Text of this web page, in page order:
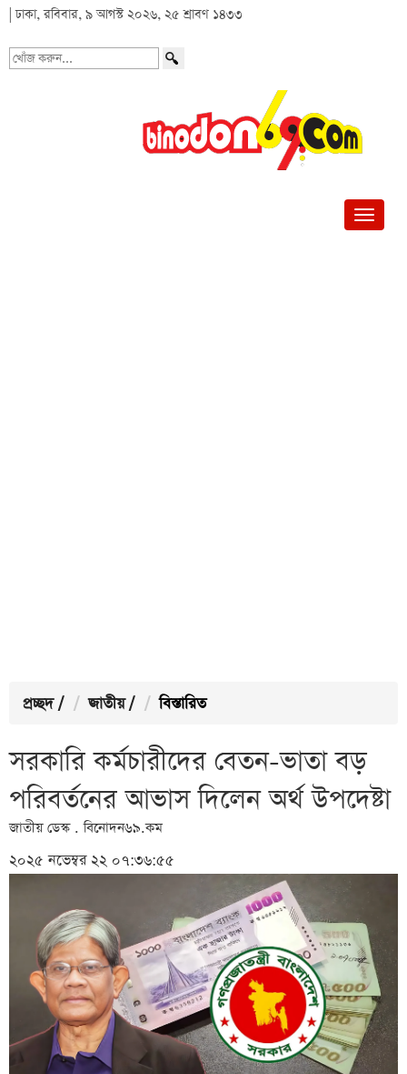
| ঢাকা, রবিবার, ৯ আগস্ট ২০২৬, ২৫ শ্রাবণ ১৪৩৩
খোঁজ
প্রচ্ছদ / জাতীয় / বিস্তারিত
সরকারি কর্মচারীদের বেতন-ভাতা বড়
পরিবর্তনের আভাস দিলেন অর্থ উপদেষ্টা
জাতীয় ডেস্ক . বিনোদন৬৯.কম
২০২৫ নভেম্বর ২২ ০৭:৩৬:৫৫